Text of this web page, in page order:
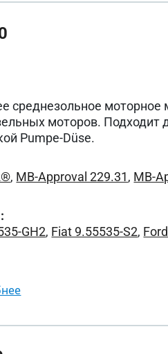
среднезольное моторное
моторов. Подходит
Pumpe-Düse.
, MB-Approval 229.31, MB-
GH2, Fiat 9.55535-S2,